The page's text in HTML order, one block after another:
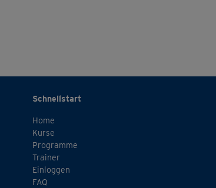
Schnellstart
Home
Kurse
Programme
Trainer
Einloggen
FAQ